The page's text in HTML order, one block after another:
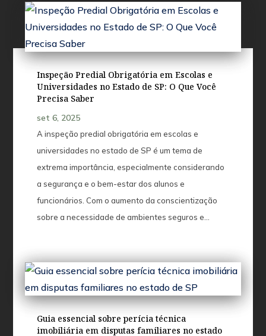
Inspeção Predial Obrigatória em Escolas e
Universidades no Estado de SP: O Que Você
Precisa Saber
set 6, 2025
A inspeção predial obrigatória em escolas e
universidades no estado de SP é um tema de
extrema importância, especialmente considerando
a segurança e o bem-estar dos alunos e
funcionários. Com o aumento da conscientização
sobre a necessidade de ambientes seguros e...
Guia essencial sobre perícia técnica
imobiliária em disputas familiares no estado